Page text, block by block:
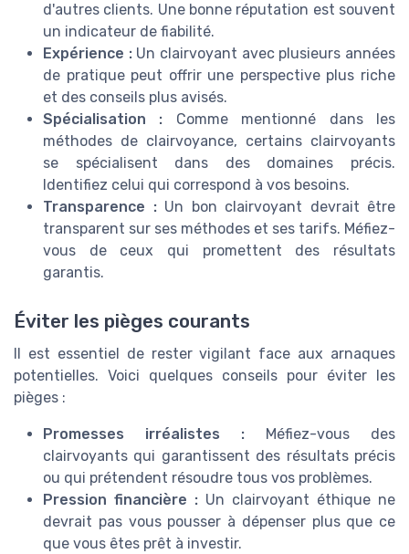
d'autres clients. Une bonne réputation est souvent
un indicateur de fiabilité.
Expérience :Un clairvoyant avec plusieurs années
de pratique peut offrir une perspective plus riche
et des conseils plus avisés.
Spécialisation : Comme mentionné dans les
méthodes de clairvoyance, certains clairvoyants
se spécialisent dans des domaines précis.
Identifiez celui qui correspond à vos besoins.
Transparence :Un bon clairvoyant devrait être
transparent sur ses méthodes et ses tarifs. Méfiez-
vous de ceux qui promettent des résultats
garantis.
Éviter les pièges courants
Il est essentiel de rester vigilant face aux arnaques
potentielles. Voici quelques conseils pour éviter les
pièges :
Promesses irréalistes : Méfiez-vous des
clairvoyants qui garantissent des résultats précis
ou qui prétendent résoudre tous vos problèmes.
Pression financière : Un clairvoyant éthique ne
devrait pas vous pousser à dépenser plus que ce
que vous êtes prêt à investir.